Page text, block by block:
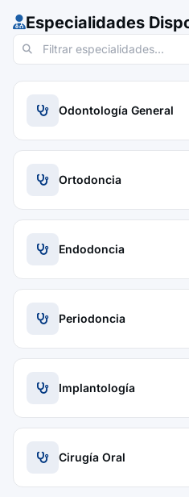
Especialidades
Odontología General
Ortodoncia
Endodoncia
Periodoncia
Implantología
Cirugía Oral